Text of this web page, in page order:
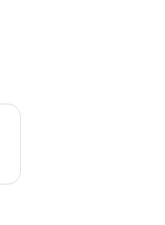
배를 위해 추가 좌석을 구매